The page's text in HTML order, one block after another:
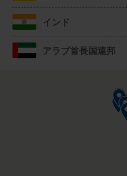
インド
アラブ首長国連邦